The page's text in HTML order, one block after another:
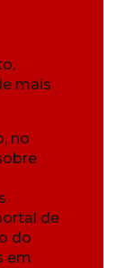
mais
no
de
do
em